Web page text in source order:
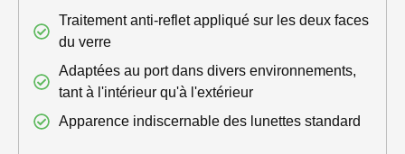
Traitement anti-reflet appliqué sur les deux faces
du verre
Adaptées au port dans divers environnements,
tant à l'intérieur qu'à l'extérieur
Apparence indiscernable des lunettes standard